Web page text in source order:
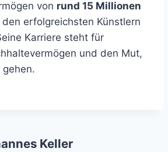
von rund 15 Millionen
erfolgreichsten Künstlern
Karriere steht für
und den Mut,
gehen.
Keller